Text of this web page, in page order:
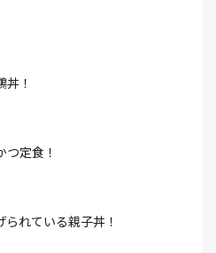
！
定食！
れている親子丼！